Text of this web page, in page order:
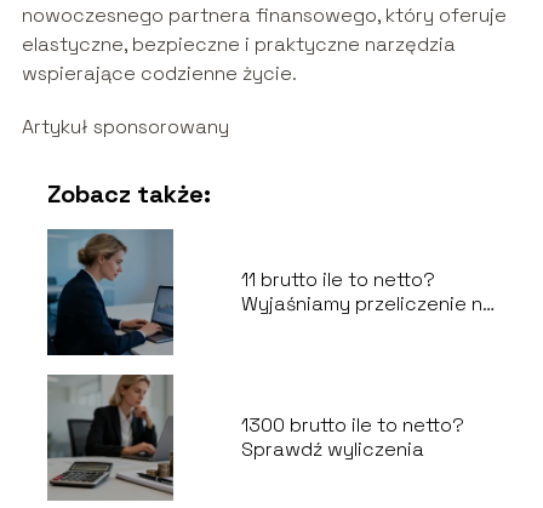
nowoczesnego partnera finansowego, który oferuje
elastyczne, bezpieczne i praktyczne narzędzia
wspierające codzienne życie.
Artykuł sponsorowany
Zobacz także:
11 brutto ile to netto?
Wyjaśniamy przeliczenie na
1300 brutto ile to netto?
Sprawdź wyliczenia